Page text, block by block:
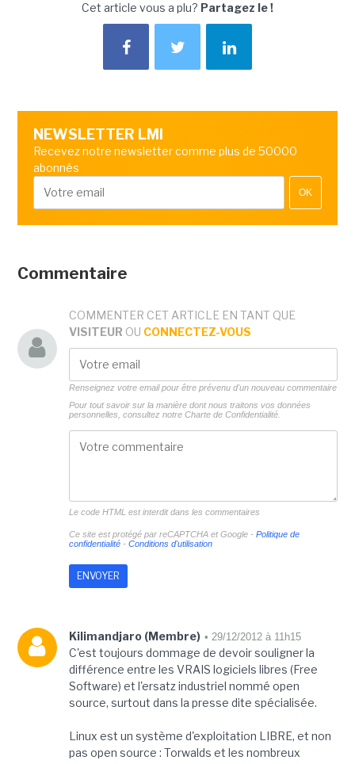
Cet article vous a plu? Partagez le !
NEWSLETTER LMI
Recevez notre newsletter comme plus de 50000
abonnés
OK
Commentaire
COMMENTER CET ARTICLE EN TANT QUE
VISITEUR OU CONNECTEZ-VOUS
Renseignez votre email pour être prévenu d'un nouveau commentaire
Pour tout savoir sur la manière dont nous traitons vos données
personnelles, consultez notre Charte de Confidentialité.
Le code HTML est interdit dans les commentaires
Ce site est protégé par reCAPTCHA et Google - Politique de
confidentialité- Conditions d'utilisation
Kilimandjaro (Membre) • 29/12/2012 à 11h15
C'est toujours dommage de devoir souligner la
différence entre les VRAIS logiciels libres (Free
Software) et l'ersatz industriel nommé open
source, surtout dans la presse dite spécialisée.
Linux est un système d'exploitation LIBRE, et non
pas open source : Torwalds et les nombreux